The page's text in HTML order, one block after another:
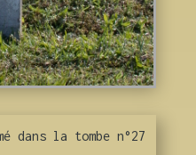
dans la tombe n°27